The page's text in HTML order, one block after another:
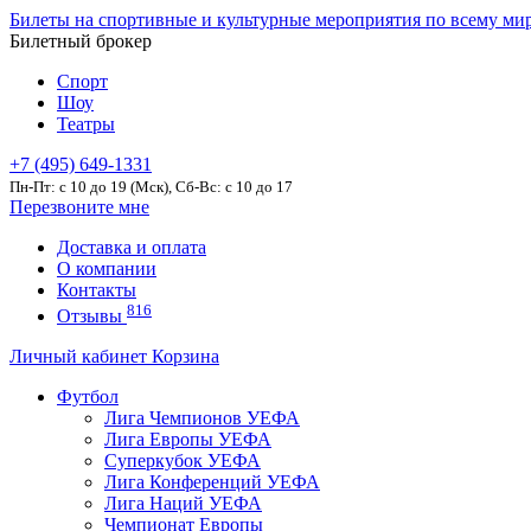
Билеты на спортивные и культурные мероприятия по всему
Билетный брокер
Спорт
Шоу
Театры
+7 (495) 649-1331
Пн-Пт: c 10 до 19 (Мск), Сб-Вс: с 10 до 17
Перезвоните мне
Доставка и оплата
О компании
Контакты
Отзывы 816
Личный кабинет Корзина
Футбол
Лига Чемпионов УЕФА
Лига Европы УЕФА
Суперкубок УЕФА
Лига Конференций УЕФА
Лига Наций УЕФА
Чемпионат Европы